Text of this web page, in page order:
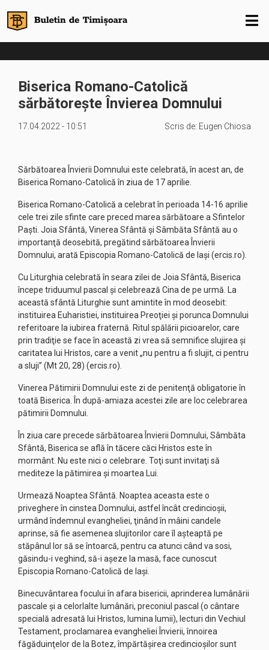
Biserica Romano-Catolică
sărbătorește Învierea Domnului
17.04.2022 - 10:51 Scris de: Eugen Chiosa
Sărbătoarea Învierii Domnului este celebrată, în acest an, de
Biserica Romano-Catolică în ziua de 17 aprilie.
Biserica Romano-Catolică a celebrat în perioada 14-16 aprilie
cele trei zile sfinte care preced marea sărbătoare a Sfintelor
Paşti. Joia Sfântă, Vinerea Sfântă şi Sâmbăta Sfântă au o
importanţă deosebită, pregătind sărbătoarea Învierii
Domnului, arată Episcopia Romano-Catolică de Iaşi (ercis.ro).
Cu Liturghia celebrată în seara zilei de Joia Sfântă, Biserica
începe triduumul pascal şi celebrează Cina de pe urmă. La
această sfântă Liturghie sunt amintite în mod deosebit:
instituirea Euharistiei, instituirea Preoţiei şi porunca Domnului
referitoare la iubirea fraternă. Ritul spălării picioarelor, care
prin tradiţie se face în această zi vrea să semnifice slujirea şi
caritatea lui Hristos, care a venit „nu pentru a fi slujit, ci pentru
a sluji” (Mt 20, 28) (ercis.ro).
Vinerea Pătimirii Domnului este zi de penitenţă obligatorie în
toată Biserica. În după-amiaza acestei zile are loc celebrarea
pătimirii Domnului.
În ziua care precede sărbătoarea Învierii Domnului, Sâmbăta
Sfântă, Biserica se află în tăcere căci Hristos este în
mormânt. Nu este nici o celebrare. Toţi sunt invitaţi să
mediteze la pătimirea şi moartea Lui.
Urmează Noaptea Sfântă. Noaptea aceasta este o
priveghere în cinstea Domnului, astfel încât credincioşii,
urmând îndemnul evangheliei, ţinând în mâini candele
aprinse, să fie asemenea slujitorilor care îl aşteaptă pe
stăpânul lor să se întoarcă, pentru ca atunci când va sosi,
găsindu-i veghind, să-i aşeze la masă, face cunoscut
Episcopia Romano-Catolică de Iaşi.
Binecuvântarea focului în afara bisericii, aprinderea lumânării
pascale şi a celorlalte lumânări, preconiul pascal (o cântare
specială adresată lui Hristos, lumina lumii), lecturi din Vechiul
Testament, proclamarea evangheliei Învierii, înnoirea
făgăduinţelor de la Botez, împărtăşirea credincioşilor sunt